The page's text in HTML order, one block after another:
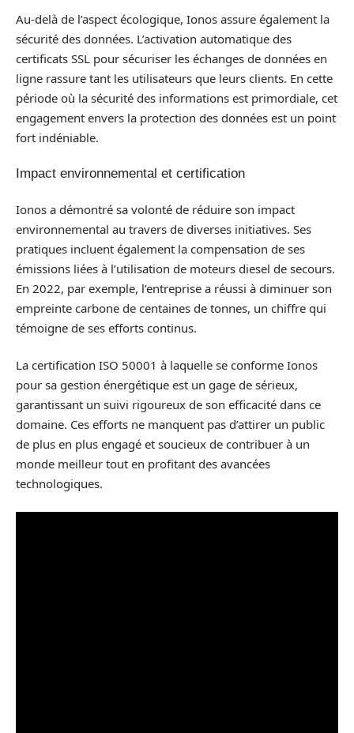
Au-delà de l’aspect écologique, Ionos assure également la
sécurité des données. L’activation automatique des
certificats SSL pour sécuriser les échanges de données en
ligne rassure tant les utilisateurs que leurs clients. En cette
période où la sécurité des informations est primordiale, cet
engagement envers la protection des données est un point
fort indéniable.
Impact environnemental et certification
Ionos a démontré sa volonté de réduire son impact
environnemental au travers de diverses initiatives. Ses
pratiques incluent également la compensation de ses
émissions liées à l’utilisation de moteurs diesel de secours.
En 2022, par exemple, l’entreprise a réussi à diminuer son
empreinte carbone de centaines de tonnes, un chiffre qui
témoigne de ses efforts continus.
La certification ISO 50001 à laquelle se conforme Ionos
pour sa gestion énergétique est un gage de sérieux,
garantissant un suivi rigoureux de son efficacité dans ce
domaine. Ces efforts ne manquent pas d’attirer un public
de plus en plus engagé et soucieux de contribuer à un
monde meilleur tout en profitant des avancées
technologiques.